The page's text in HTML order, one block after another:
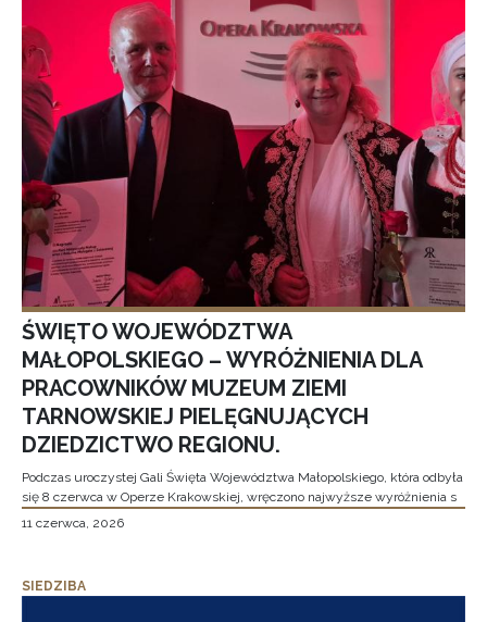
ŚWIĘTO WOJEWÓDZTWA
MAŁOPOLSKIEGO – WYRÓŻNIENIA DLA
PRACOWNIKÓW MUZEUM ZIEMI
TARNOWSKIEJ PIELĘGNUJĄCYCH
DZIEDZICTWO REGIONU.
Podczas uroczystej Gali Święta Województwa Małopolskiego, która odbyła
się 8 czerwca w Operze Krakowskiej, wręczono najwyższe wyróżnienia s
11 czerwca, 2026
SIEDZIBA